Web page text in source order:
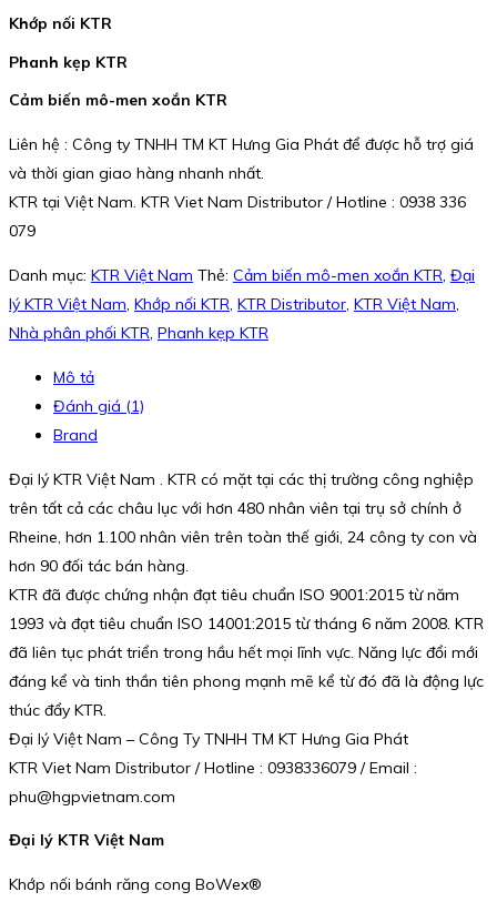
Khớp nối KTR
Phanh kẹp KTR
Cảm biến mô-men xoắn KTR
Liên hệ : Công ty TNHH TM KT Hưng Gia Phát để được hỗ trợ giá
và thời gian giao hàng nhanh nhất.
KTR tại Việt Nam. KTR Viet Nam Distributor / Hotline : 0938 336
079
Danh mục: KTR Việt Nam Thẻ: Cảm biến mô-men xoắn KTR, Đại
lý KTR Việt Nam, Khớp nối KTR, KTR Distributor, KTR Việt Nam,
Nhà phân phối KTR, Phanh kẹp KTR
Mô tả
Đánh giá (1)
Brand
Đại lý KTR Việt Nam . KTR có mặt tại các thị trường công nghiệp
trên tất cả các châu lục với hơn 480 nhân viên tại trụ sở chính ở
Rheine, hơn 1.100 nhân viên trên toàn thế giới, 24 công ty con và
hơn 90 đối tác bán hàng.
KTR đã được chứng nhận đạt tiêu chuẩn ISO 9001:2015 từ năm
1993 và đạt tiêu chuẩn ISO 14001:2015 từ tháng 6 năm 2008. KTR
đã liên tục phát triển trong hầu hết mọi lĩnh vực. Năng lực đổi mới
đáng kể và tinh thần tiên phong mạnh mẽ kể từ đó đã là động lực
thúc đẩy KTR.
Đại lý Việt Nam – Công Ty TNHH TM KT Hưng Gia Phát
KTR Viet Nam Distributor / Hotline : 0938336079 / Email :
phu@hgpvietnam.com
Đại lý KTR Việt Nam
Khớp nối bánh răng cong BoWex®